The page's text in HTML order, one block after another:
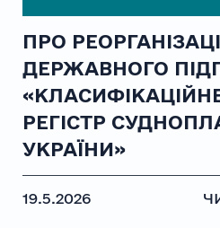
ПРО
ДЕРЖАВНОГО
РЕГІСТР
УКРАЇНИ»
19.5.2026